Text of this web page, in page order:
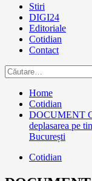
Primary
Menu
Stiri
DIGI24
Editoriale
Cotidian
Contact
Caută
după:
Home
Cotidian
DOCUMENT
deplasarea pe
București
Cotidian